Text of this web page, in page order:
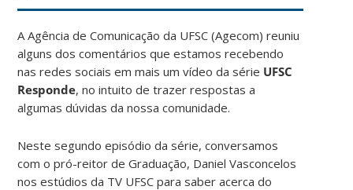
A Agência de Comunicação da UFSC (Agecom) reuniu
alguns dos comentários que estamos recebendo
nas redes sociais em mais um vídeo da série UFSC
Responde, no intuito de trazer respostas a
algumas dúvidas da nossa comunidade.
Neste segundo episódio da série, conversamos
com o pró-reitor de Graduação, Daniel Vasconcelos
nos estúdios da TV UFSC para saber acerca do